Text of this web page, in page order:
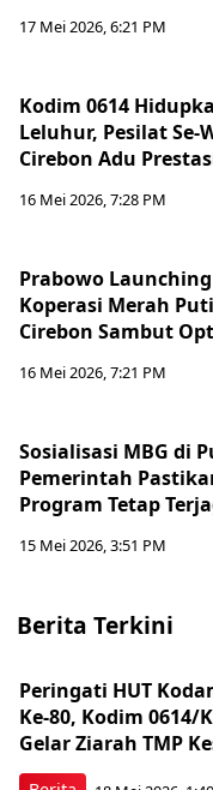
17 Mei 2026, 6:21 PM
Kodim 0614
Leluhur, Pesilat Se-
Cirebon Adu
16 Mei 2026, 7:28 PM
Prabowo
Koperasi Merah
Cirebon Sambut
16 Mei 2026, 7:21 PM
Sosialisasi MBG di
Pemerintah
Program Tetap
15 Mei 2026, 3:51 PM
Berita Terkini
Peringati HUT
Ke-80, Kodim 0614/
Gelar Ziarah TMP